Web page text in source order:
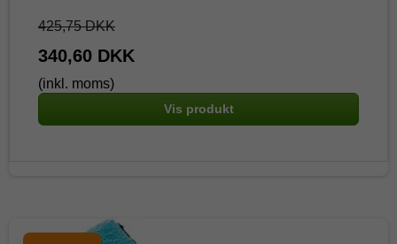
425,75 DKK
340,60 DKK
(inkl. moms)
Vis produkt